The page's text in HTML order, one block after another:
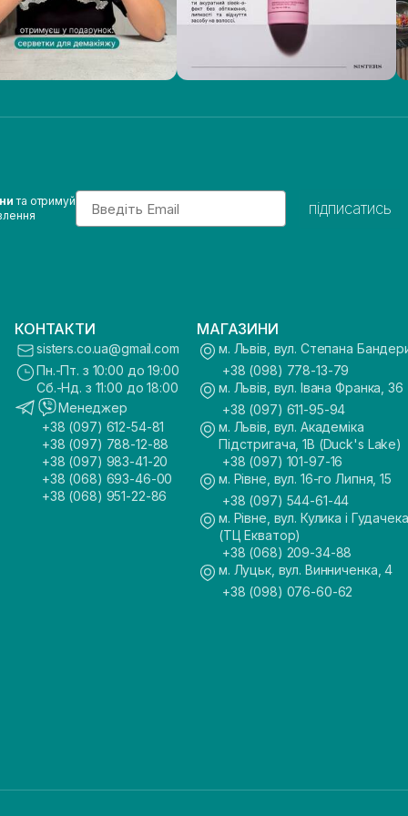
та отримуйEmail
підписатись
КОНТАКТИ
sisters.co.ua@gmail.com
Пн.-Пт. з 10:00 до 19:00
Сб.-Нд. з 11:00 до 18:00
Менеджер
+38 (097) 612-54-81
+38 (097) 788-12-88
+38 (097) 983-41-20
+38 (068) 693-46-00
+38 (068) 951-22-86
МАГАЗИНИ
м. Львів, вул. Степана
+38 (098) 778-13-79
м. Львів, вул. Івана Франка, 36
+38 (097) 611-95-94
м. Львів, вул. Академіка
Підстригача, 1В (Duck's Lake)
+38 (097) 101-97-16
м. Рівне, вул. 16-го Липня, 15
+38 (097) 544-61-44
м. Рівне, вул. Кулика і
(ТЦ Екватор)
+38 (068) 209-34-88
м. Луцьк, вул. Винниченка, 4
+38 (098) 076-60-62